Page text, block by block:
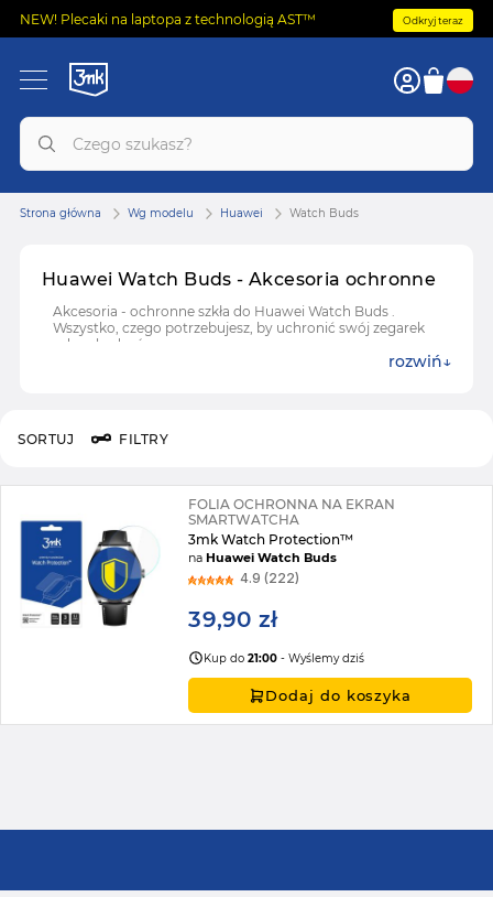
NEW! Plecaki na laptopa z technologią AST™ Odkryj teraz
Huawei Watch Buds - Akcesoria ochronne
Akcesoria - ochronne szkła do Huawei Watch Buds .
Wszystko, czego potrzebujesz, by uchronić swój zegarek
od uszkodzeń.
rozwiń
Strona główna Wg modelu Huawei Watch Buds
FILTRY
SORTUJ
FOLIA OCHRONNA NA EKRAN
SMARTWATCHA
3mk Watch Protection™
naHuawei Watch Buds
4.9 (222)
39,90 zł
Kup do21:00 - Wyślemy dziś
Dodaj do koszyka